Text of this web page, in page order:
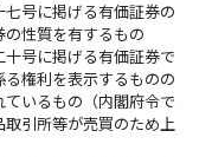
号に掲げる有価証券の
性質を有するもの
号に掲げる有価証券で
権利を表示するものの
いるもの（内閣府令で
引所等が売買のため上